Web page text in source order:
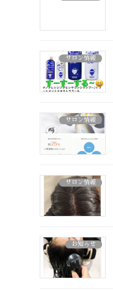
サロン情報
サロン情報
サロン情報
お知らせ